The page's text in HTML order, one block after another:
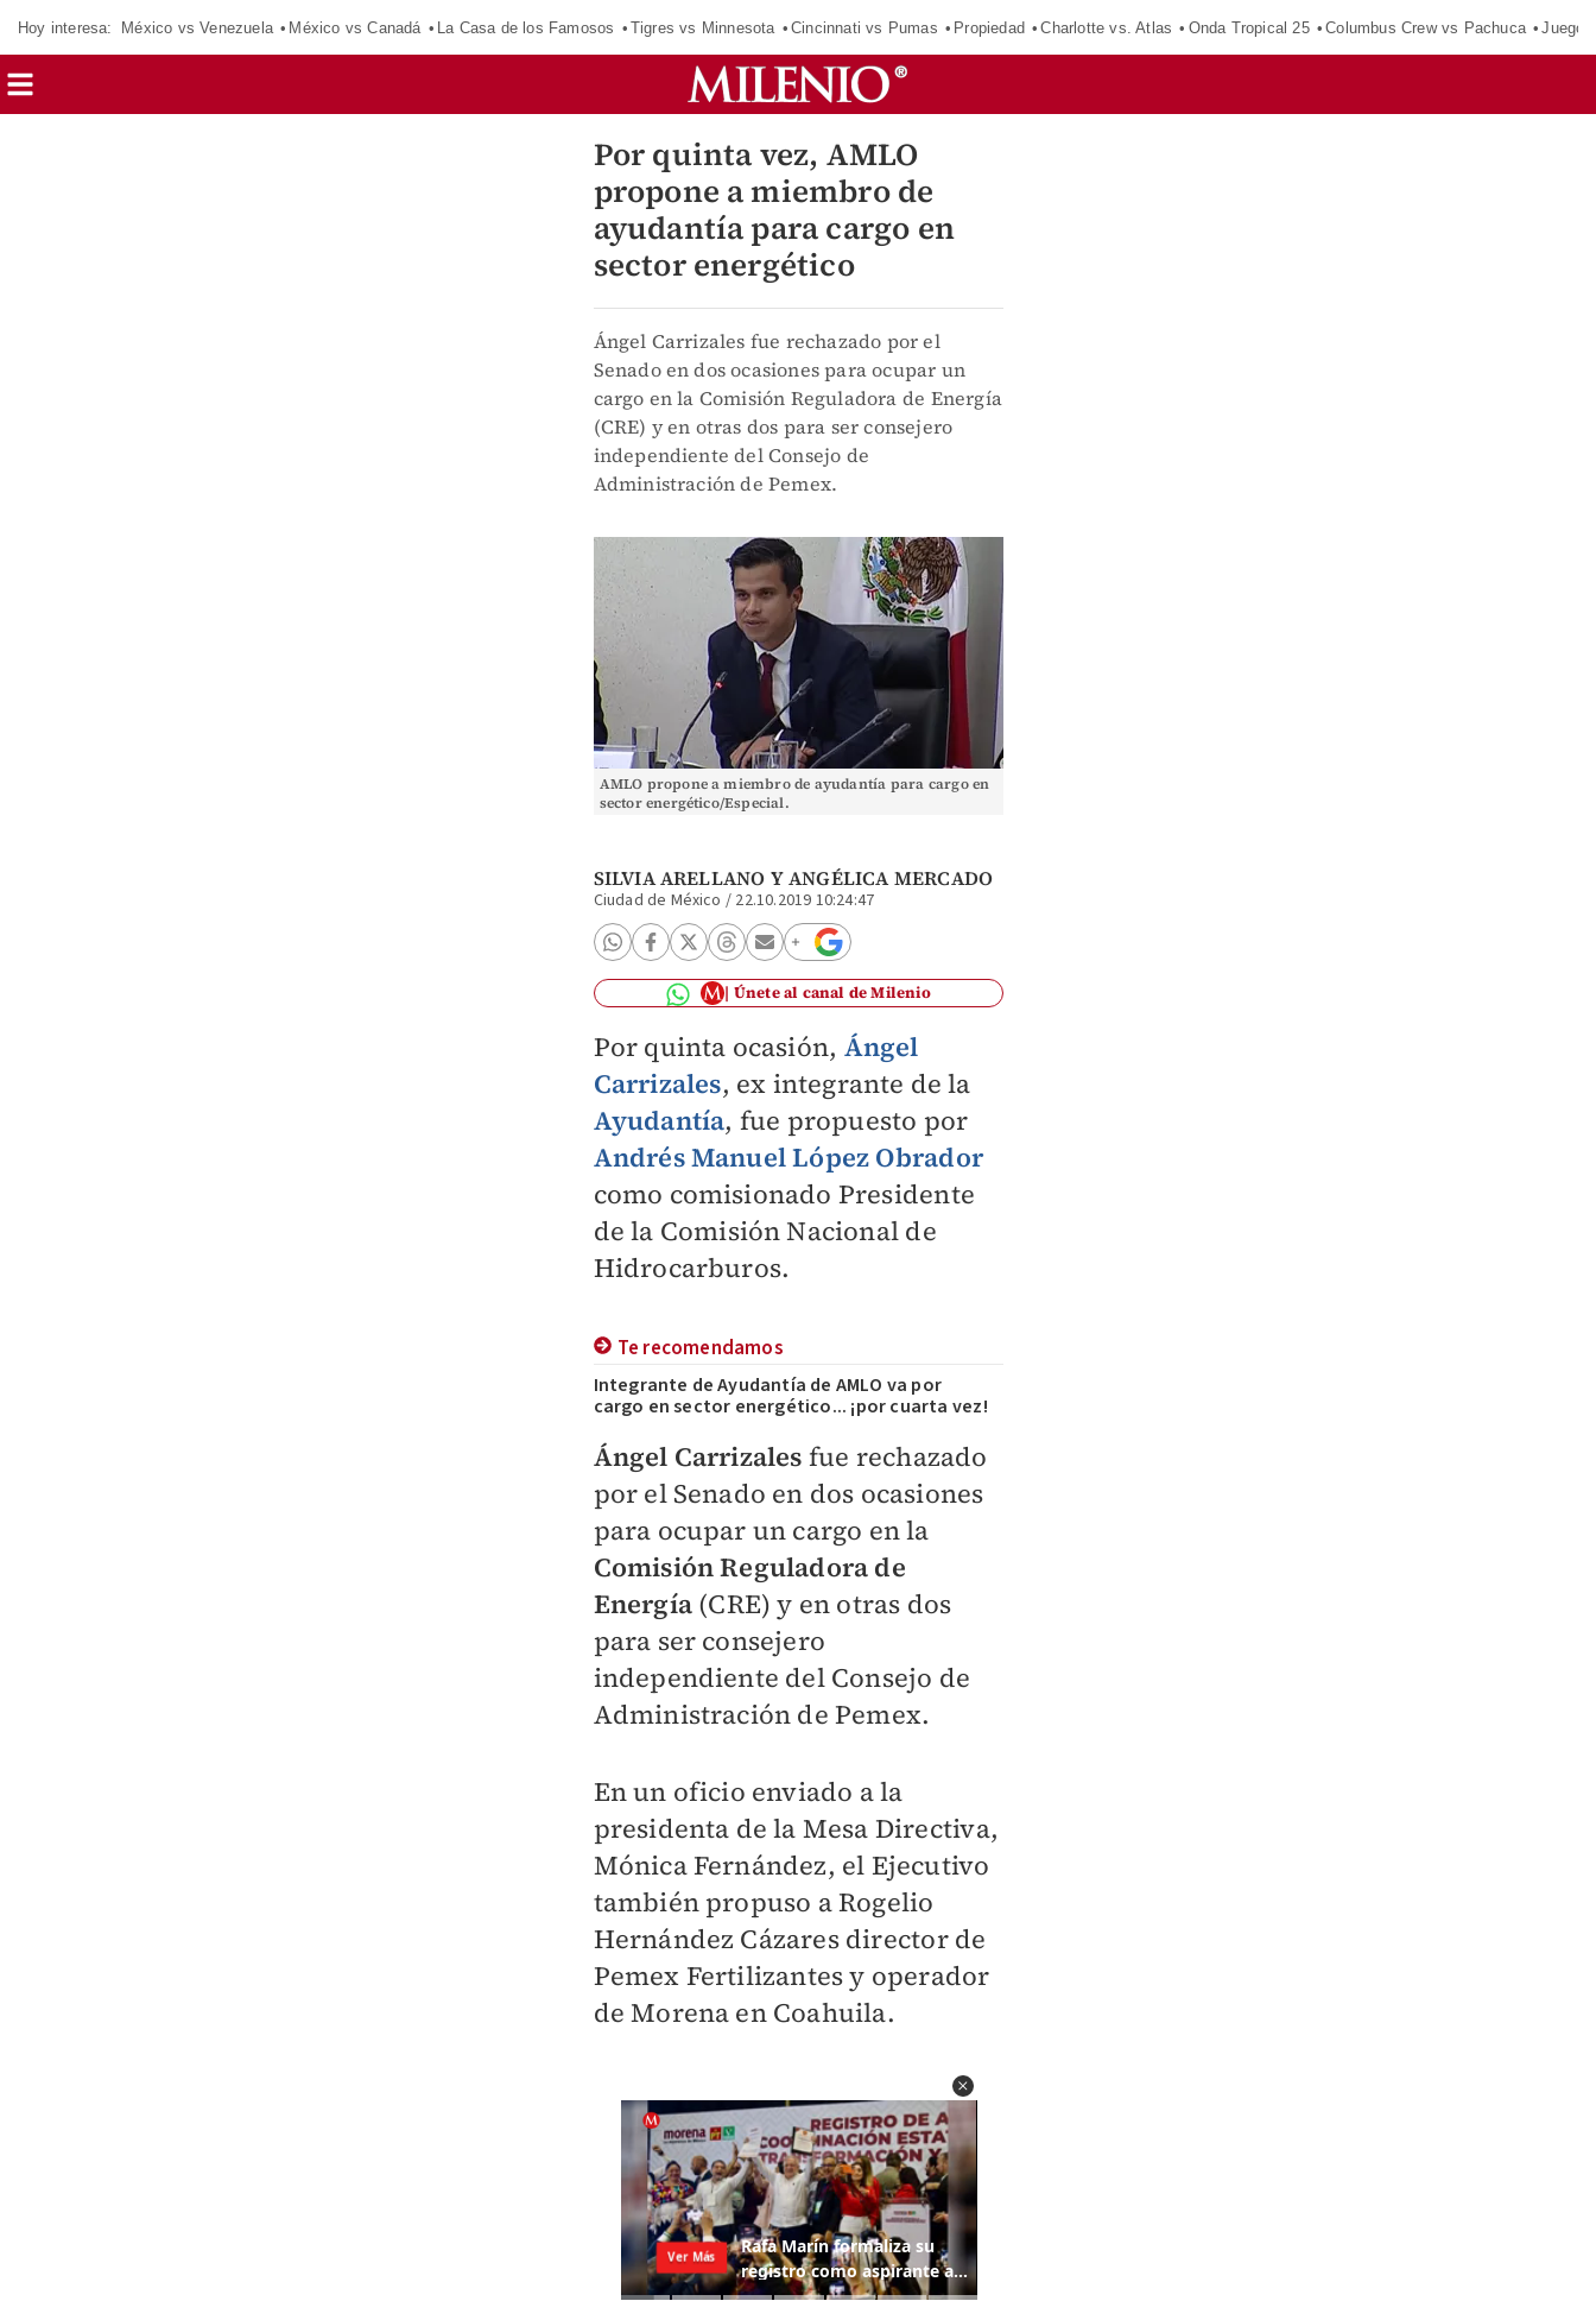
Hoy interesa: México vs Venezuela México vs Canadá La Casa de los Famosos Tigres vs Minnesota Cincinnati vs Pumas Propiedad Charlotte vs. Atlas Onda Tropical 25 Columbus Crew vs Pachuca
Por quinta vez, AMLO
propone a miembro de
ayudantía para cargo en
sector energético
Ángel Carrizales fue rechazado por el
Senado en dos ocasiones para ocupar un
cargo en la Comisión Reguladora de Energía
(CRE) y en otras dos para ser consejero
independiente del Consejo de
Administración de Pemex.
AMLO propone a miembro de ayudantía para cargo en
sector energético/Especial.
SILVIA ARELLANO Y ANGÉLICA MERCADO
Ciudad de México / 22.10.2019 10:24:47
Únete al canal de Milenio
Por quinta ocasión, Ángel
Carrizales, ex integrante de la
Ayudantía, fue propuesto por
Andrés Manuel López Obrador
como comisionado Presidente
de la Comisión Nacional de
Hidrocarburos.
Te recomendamos
Integrante de Ayudantía de AMLO va por
cargo en sector energético... ¡por cuarta vez!
Ángel Carrizales fue rechazado
por el Senado en dos ocasiones
para ocupar un cargo en la
Comisión Reguladora de
Energía(CRE) y en otras dos
para ser consejero
independiente del Consejo de
Administración de Pemex.
En un oficio enviado a la
presidenta de la Mesa Directiva,
Mónica Fernández, el Ejecutivo
también propuso a Rogelio
Hernández Cázares director de
Pemex Fertilizantes y operador
de Morena en Coahuila.